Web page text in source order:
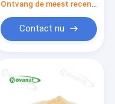
Contact nu